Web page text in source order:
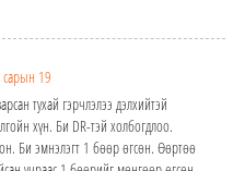
19
тухай гэрчлэлээ дэлхийтэй
хүн. Би DR-тэй холбогдлоо.
Би эмнэлэгт 1 бөөр өгсөн. Өөртөө